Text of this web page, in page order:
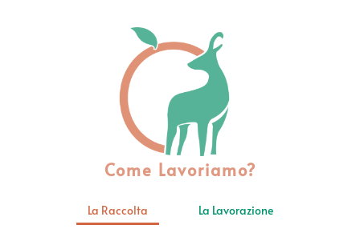
Come Lavoriamo?
La Raccolta La Lavorazione